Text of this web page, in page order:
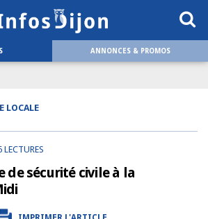
ANNONCES & PROMOS
LOCALE
LECTURES
de sécurité civile à la